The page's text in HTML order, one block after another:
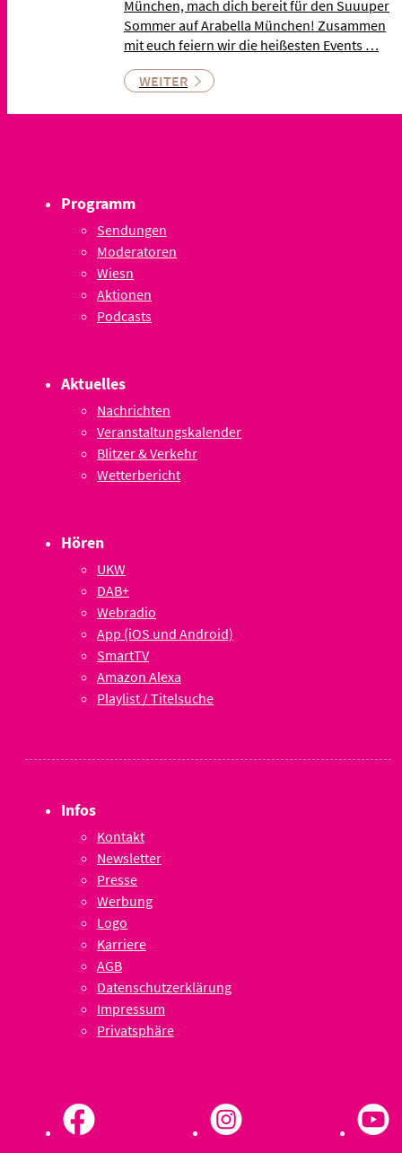
München, mach dich bereit für den Suuuper
Sommer auf Arabella München! Zusammen
mit euch feiern wir die heißesten Events …
WEITER
Programm
Sendungen
Moderatoren
Wiesn
Aktionen
Podcasts
Aktuelles
Nachrichten
Veranstaltungskalender
Blitzer & Verkehr
Wetterbericht
Hören
UKW
DAB+
Webradio
App (iOS und Android)
SmartTV
Amazon Alexa
Playlist / Titelsuche
Infos
Kontakt
Newsletter
Presse
Werbung
Logo
Karriere
AGB
Datenschutzerklärung
Impressum
Privatsphäre